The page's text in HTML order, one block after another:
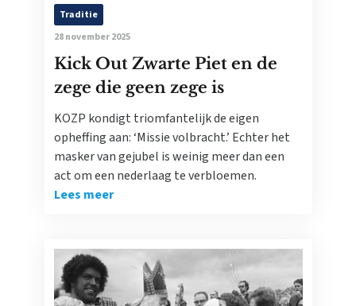
Traditie
28 november 2025
Kick Out Zwarte Piet en de
zege die geen zege is
KOZP kondigt triomfantelijk de eigen
opheffing aan: ‘Missie volbracht.’ Echter het
masker van gejubel is weinig meer dan een
act om een nederlaag te verbloemen.
Lees meer